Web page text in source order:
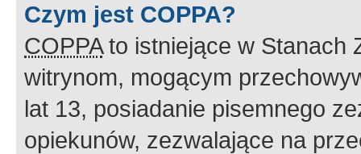
Czym jest COPPA?
COPPAto istniejące w Stanach
witrynom, mogącym
lat 13, posiadanie pisemnego
opiekunów, zezwalające na